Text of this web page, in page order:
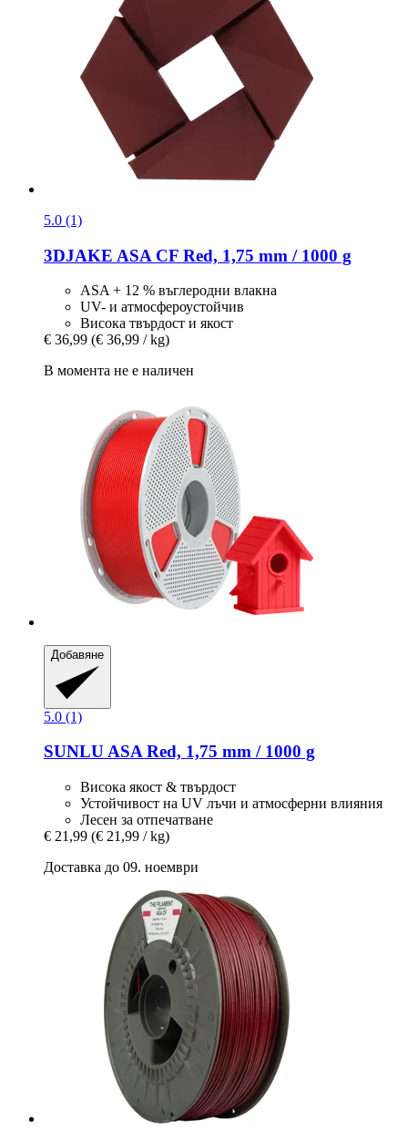
5.0 (1)
3DJAKE ASA CF Red, 1,75 mm / 1000 g
ASA + 12 % въглеродни влакна
UV- и атмосфероустойчив
Висока твърдост и якост
€ 36,99 (€ 36,99 / kg)
В момента не е наличен
Добавяне
5.0 (1)
SUNLUASA Red, 1,75 mm / 1000 g
Висока якост & твърдост
Устойчивост на UV лъчи и атмосферни влияния
Лесен за отпечатване
€ 21,99 (€ 21,99 / kg)
Доставка до 09. ноември